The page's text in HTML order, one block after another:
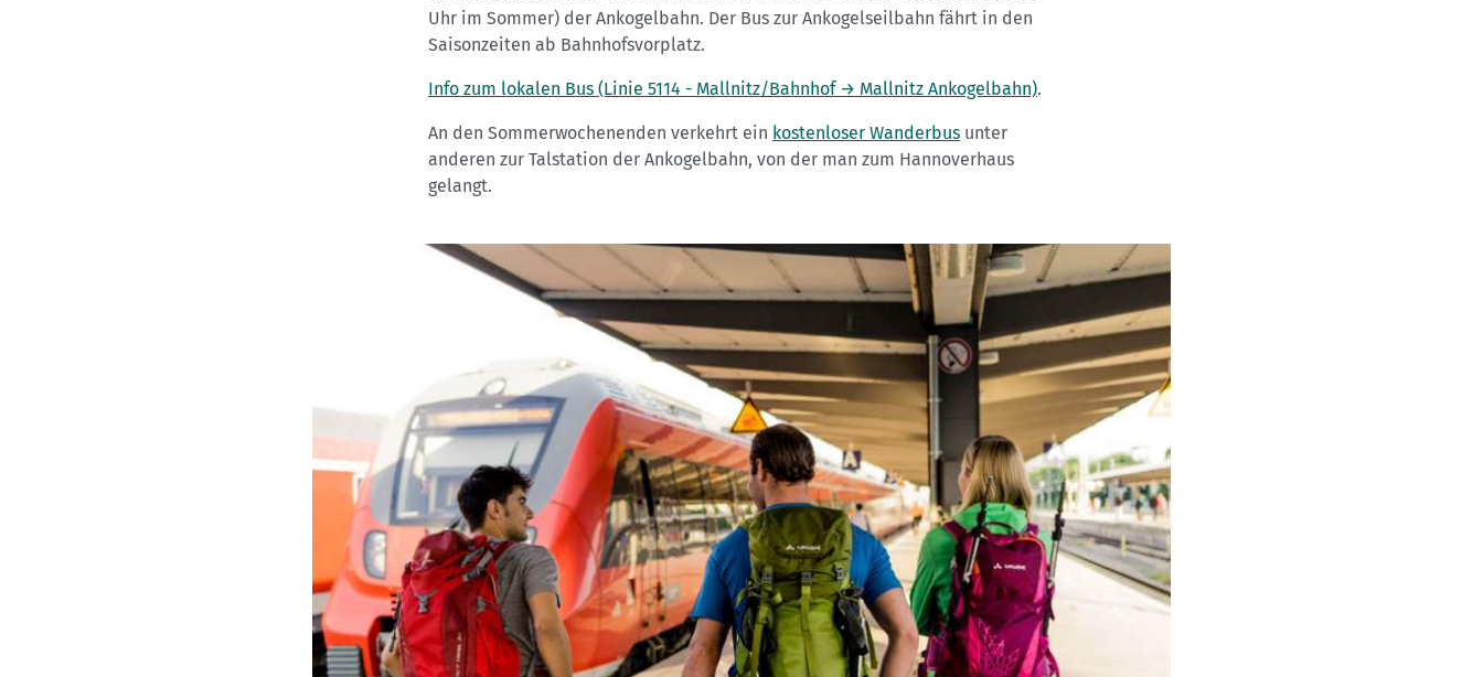
Uhr im Sommer) der Ankogelbahn. Der Bus zur Ankogelseilbahn fährt in den
Saisonzeiten ab Bahnhofsvorplatz.
Info zum lokalen Bus (Linie 5114 - Mallnitz/Bahnhof → Mallnitz Ankogelbahn).
An den Sommerwochenenden verkehrt ein kostenloser Wanderbus unter
anderen zur Talstation der Ankogelbahn, von der man zum Hannoverhaus
gelangt.